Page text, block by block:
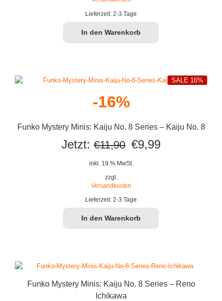
Lieferzeit: 2-3 Tage
In den Warenkorb
-16%
Funko Mystery Minis: Kaiju No. 8 Series – Kaiju No. 8
SALE 16%
Jetzt: €11,90 Ursprünglicher
Preis
€11,90
€9,99Aktueller
inkl. 19 % MwSt.
zzgl.
Versandkosten
Lieferzeit: 2-3 Tage
In den Warenkorb
Funko Mystery Minis: Kaiju No. 8 Series – Reno
Ichikawa